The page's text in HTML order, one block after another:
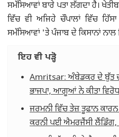
ਸਮੱਸਿਆਵਾਂ ਬਾਰੇ ਪਤਾ ਲੱਗਦਾ ਹੈ।
ਵਿੱਚ ਵੀ ਅਜਿਹੇ ਚੌਪਾਲਾਂ ਵਿੱਚ
ਸਮੱਸਿਆਵਾਂ 'ਤੇ ਪੰਜਾਬ ਦੇ ਕਿਸਾਨਾਂ
ਇਹ ਵੀ ਪੜ੍ਹੋ
Amritsar: ਅੰਬੇਡਕਰ ਦੇ ਬੁੱਤ
ਭਾਜਪਾ, ਆਗੂਆਂ ਨੇ ਕੀਤਾ
ਜਰਮਨੀ ਵਿੱਚ ਤੇਜ਼ ਤੂਫਾਨ
ਕਰਨੀ ਪਈ ਐਮਰਜੈਂਸੀ ਲੈਂਡਿੰਗ,